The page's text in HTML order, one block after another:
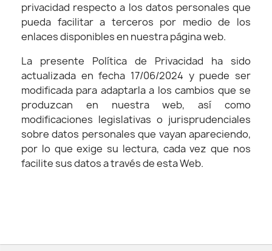
privacidad respecto a los datos personales que
pueda facilitar a terceros por medio de los
enlaces disponibles en nuestra página web.
La presente Política de Privacidad ha sido
actualizada en fecha 17/06/2024 y puede ser
modificada para adaptarla a los cambios que se
produzcan en nuestra web, así como
modificaciones legislativas o jurisprudenciales
sobre datos personales que vayan apareciendo,
por lo que exige su lectura, cada vez que nos
facilite sus datos a través de esta Web.